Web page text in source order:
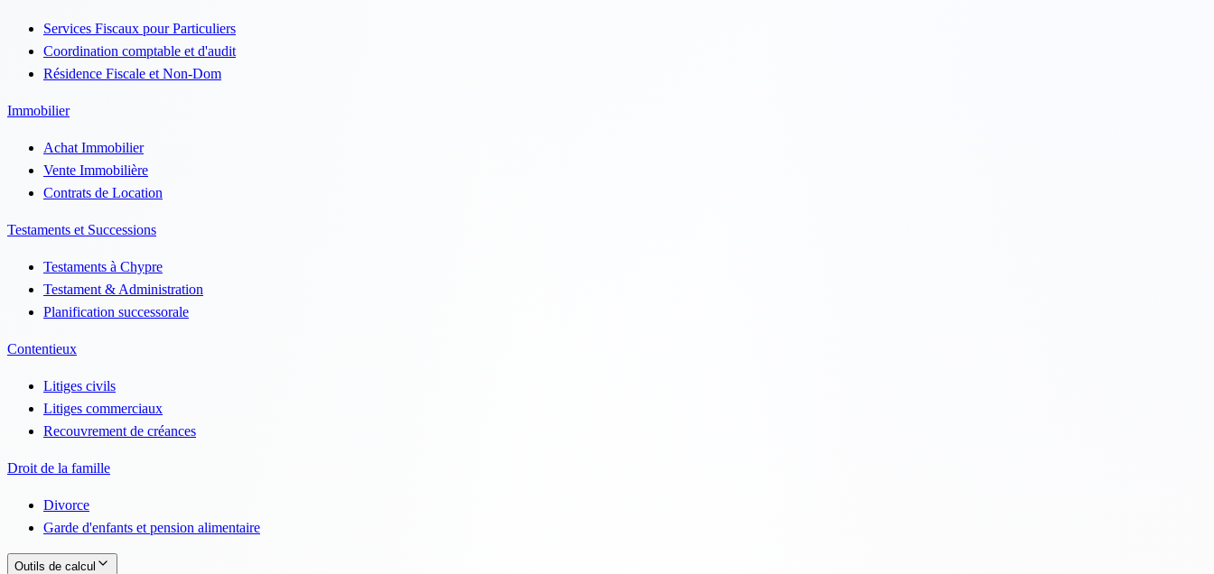
Services Fiscaux pour Particuliers
Coordination comptable et d'audit
Résidence Fiscale et Non-Dom
Immobilier
Achat Immobilier
Vente Immobilière
Contrats de Location
Testaments et Successions
Testaments à Chypre
Testament & Administration
Planification successorale
Contentieux
Litiges civils
Litiges commerciaux
Recouvrement de créances
Droit de la famille
Divorce
Garde d'enfants et pension alimentaire
Outils de calcul